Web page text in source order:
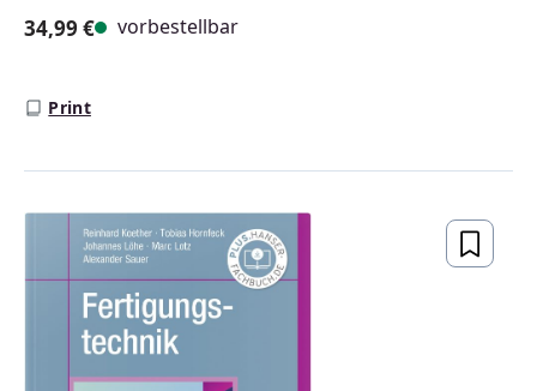
34,99 € vorbestellbar
Print